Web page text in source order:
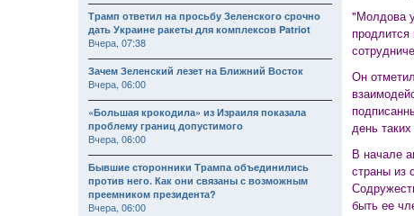
"Молдова
продлится
Он
день
В начале
страны из
быть ее
Трамп ответил на просьбу Зеленского срочно
дать Украине ракеты для комплексов Patriot
Вчера, 07:38
Зачем Зеленский лезет на Ближний Восток
Вчера, 06:00
«Большая крокодила» из Израиля показала
проблему границ допустимого
Вчера, 06:00
Бывшие сторонники Трампа объединились
против него. Как они связаны с возможным
преемником президента?
Вчера, 06:00